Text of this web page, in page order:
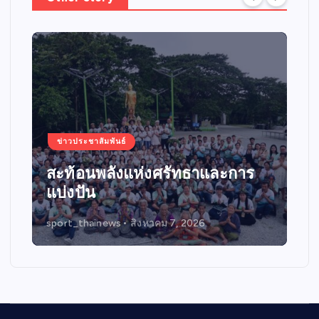
ข่าวประชาสัมพันธ์
เดินหน้าสัญจรกิจกรรมขับขี่
ปลอดภัย “บิด BIKE SMART
RIDER 2026”
sport_thainews สิงหาคม 4, 2026